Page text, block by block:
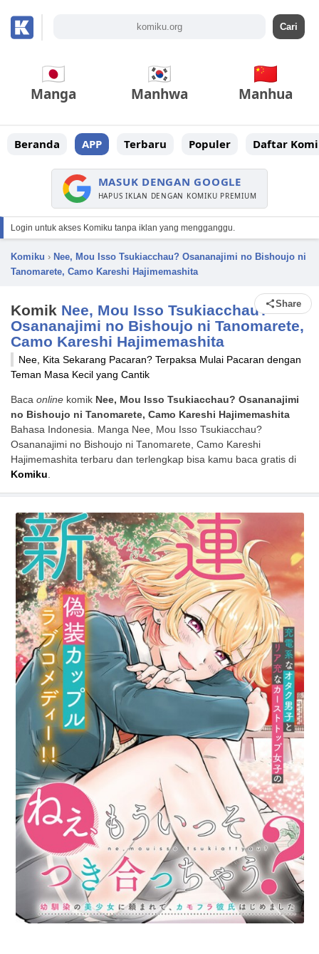
Manga Manhwa Manhua
Beranda APP Terbaru Populer Daftar
MASUK DENGAN GOOGLE
HAPUS IKLAN DENGAN KOMIKU PREMIUM
Login untuk akses Komiku tanpa iklan yang mengganggu.
Komiku › Nee, Mou Isso Tsukiacchau? Osananajimi no Bishoujo ni
Tanomarete, Camo Kareshi Hajimemashita
Komik Nee, Mou Isso Tsukiacchau?
Osananajimi no Bishoujo ni Tanomarete,
Camo Kareshi Hajimemashita
Share
Nee, Kita Sekarang Pacaran? Terpaksa Mulai Pacaran dengan
Teman Masa Kecil yang Cantik
Baca online komik Nee, Mou Isso Tsukiacchau? Osananajimi
no Bishoujo ni Tanomarete, Camo Kareshi Hajimemashita
Bahasa Indonesia. Manga Nee, Mou Isso Tsukiacchau?
Osananajimi no Bishoujo ni Tanomarete, Camo Kareshi
Hajimemashita terbaru dan terlengkap bisa kamu baca gratis di
Komiku